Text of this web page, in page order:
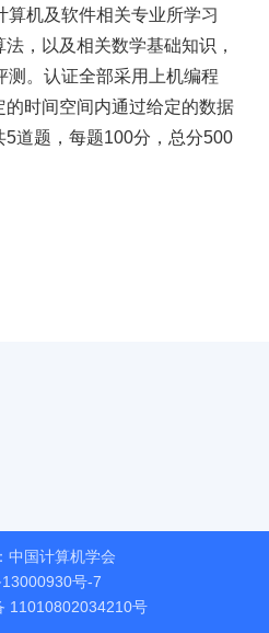
机及软件相关专业所学习
，以及相关数学基础知识，
测。认证全部采用上机编程
时间空间内通过给定的数据
道题，每题100分，总分500
中国计算机学会
号-7
11010802034210号